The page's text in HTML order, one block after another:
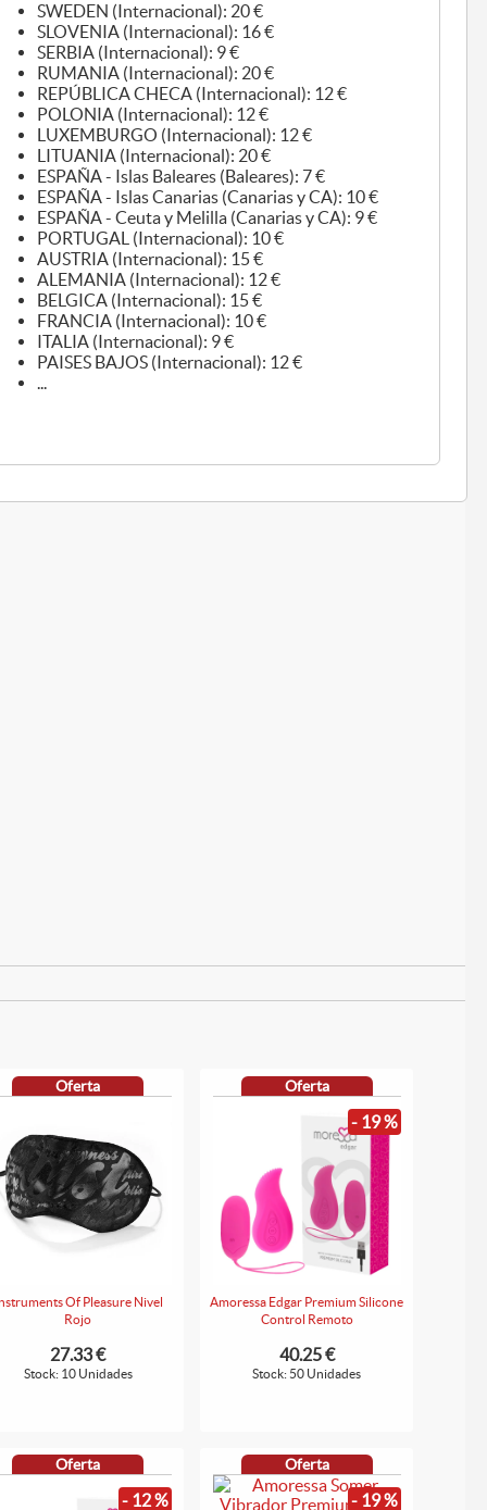
SWEDEN (Internacional): 20 €
SLOVENIA (Internacional): 16 €
SERBIA (Internacional): 9 €
RUMANIA (Internacional): 20 €
REPÚBLICA CHECA (Internacional): 12 €
POLONIA (Internacional): 12 €
LUXEMBURGO (Internacional): 12 €
LITUANIA (Internacional): 20 €
ESPAÑA - Islas Baleares (Baleares): 7 €
ESPAÑA - Islas Canarias (Canarias y CA): 10 €
ESPAÑA - Ceuta y Melilla (Canarias y CA): 9 €
PORTUGAL (Internacional): 10 €
AUSTRIA (Internacional): 15 €
ALEMANIA (Internacional): 12 €
BELGICA (Internacional): 15 €
FRANCIA (Internacional): 10 €
ITALIA (Internacional): 9 €
PAISES BAJOS (Internacional): 12 €
...
Oferta
Of Pleasure Nivel
Rojo
27.33 €
Stock: 10 Unidades
Oferta
- 19 %
Amoressa Edgar Premium Silicone
Control Remoto
40.25 €
Stock: 50 Unidades
Oferta
- 12 %
Oferta
- 19 %